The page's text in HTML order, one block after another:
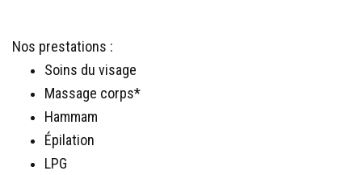
Nos prestations :
Soins du visage
Massage corps*
Hammam
Épilation
LPG